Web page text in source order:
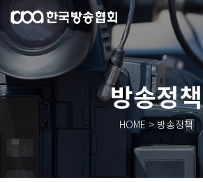
방송정책
HOME > 방송정책